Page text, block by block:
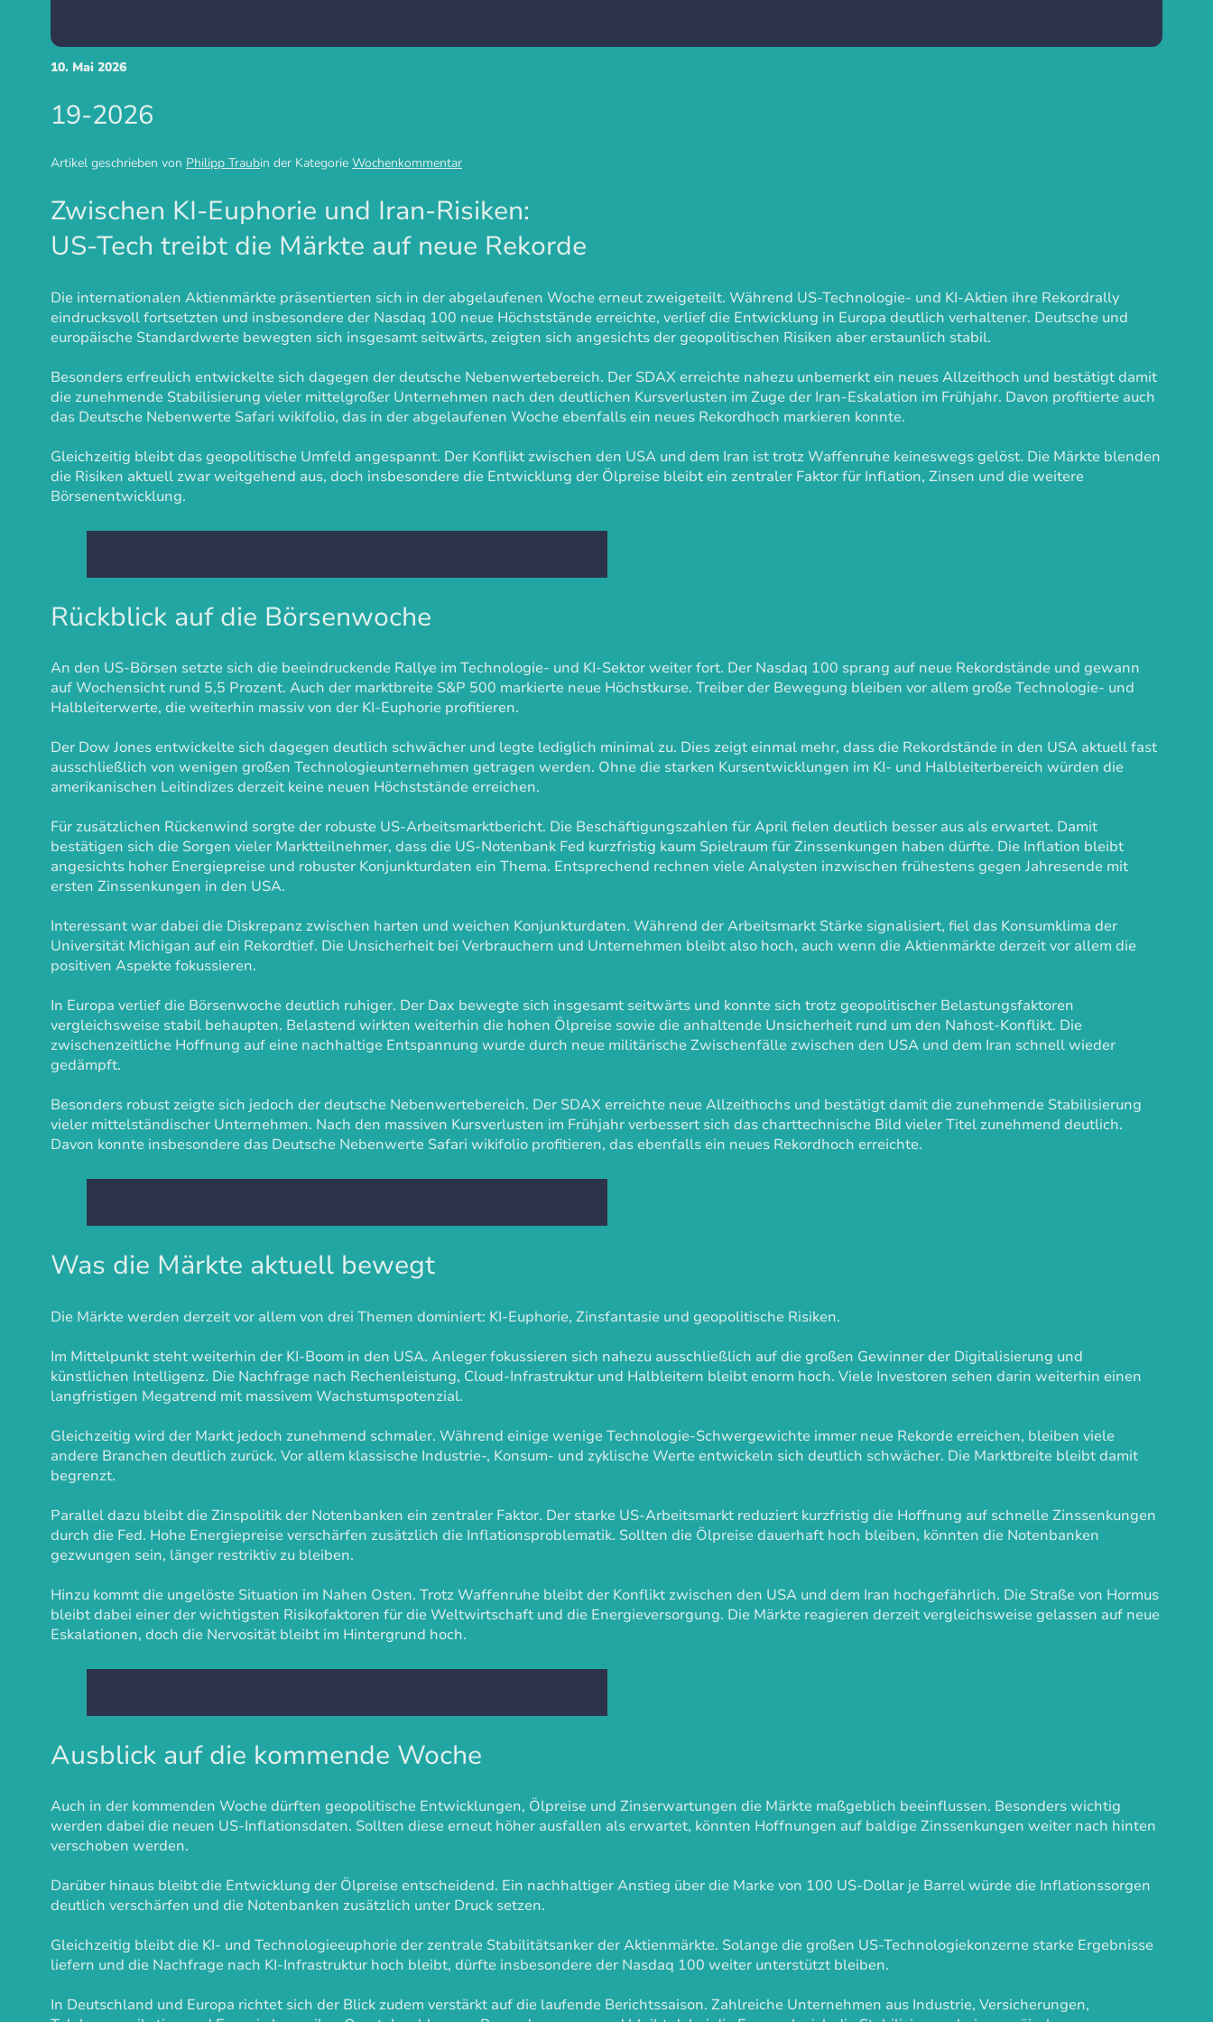
10. Mai 2026
19-2026
Artikel geschrieben von Philipp Traubin der Kategorie Wochenkommentar
Zwischen KI-Euphorie und Iran-Risiken:
US-Tech treibt die Märkte auf neue Rekorde
Die internationalen Aktienmärkte präsentierten sich in der abgelaufenen Woche erneut zweigeteilt. Während US-Technologie- und KI-Aktien ihre Rekordrally
eindrucksvoll fortsetzten und insbesondere der Nasdaq 100 neue Höchststände erreichte, verlief die Entwicklung in Europa deutlich verhaltener. Deutsche und
europäische Standardwerte bewegten sich insgesamt seitwärts, zeigten sich angesichts der geopolitischen Risiken aber erstaunlich stabil.
Besonders erfreulich entwickelte sich dagegen der deutsche Nebenwertebereich. Der SDAX erreichte nahezu unbemerkt ein neues Allzeithoch und bestätigt damit
die zunehmende Stabilisierung vieler mittelgroßer Unternehmen nach den deutlichen Kursverlusten im Zuge der Iran-Eskalation im Frühjahr. Davon profitierte auch
das Deutsche Nebenwerte Safari wikifolio, das in der abgelaufenen Woche ebenfalls ein neues Rekordhoch markieren konnte.
Gleichzeitig bleibt das geopolitische Umfeld angespannt. Der Konflikt zwischen den USA und dem Iran ist trotz Waffenruhe keineswegs gelöst. Die Märkte blenden
die Risiken aktuell zwar weitgehend aus, doch insbesondere die Entwicklung der Ölpreise bleibt ein zentraler Faktor für Inflation, Zinsen und die weitere
Börsenentwicklung.
Rückblick auf die Börsenwoche
An den US-Börsen setzte sich die beeindruckende Rallye im Technologie- und KI-Sektor weiter fort. Der Nasdaq 100 sprang auf neue Rekordstände und gewann
auf Wochensicht rund 5,5 Prozent. Auch der marktbreite S&P 500 markierte neue Höchstkurse. Treiber der Bewegung bleiben vor allem große Technologie- und
Halbleiterwerte, die weiterhin massiv von der KI-Euphorie profitieren.
Der Dow Jones entwickelte sich dagegen deutlich schwächer und legte lediglich minimal zu. Dies zeigt einmal mehr, dass die Rekordstände in den USA aktuell fast
ausschließlich von wenigen großen Technologieunternehmen getragen werden. Ohne die starken Kursentwicklungen im KI- und Halbleiterbereich würden die
amerikanischen Leitindizes derzeit keine neuen Höchststände erreichen.
Für zusätzlichen Rückenwind sorgte der robuste US-Arbeitsmarktbericht. Die Beschäftigungszahlen für April fielen deutlich besser aus als erwartet. Damit
bestätigen sich die Sorgen vieler Marktteilnehmer, dass die US-Notenbank Fed kurzfristig kaum Spielraum für Zinssenkungen haben dürfte. Die Inflation bleibt
angesichts hoher Energiepreise und robuster Konjunkturdaten ein Thema. Entsprechend rechnen viele Analysten inzwischen frühestens gegen Jahresende mit
ersten Zinssenkungen in den USA.
Interessant war dabei die Diskrepanz zwischen harten und weichen Konjunkturdaten. Während der Arbeitsmarkt Stärke signalisiert, fiel das Konsumklima der
Universität Michigan auf ein Rekordtief. Die Unsicherheit bei Verbrauchern und Unternehmen bleibt also hoch, auch wenn die Aktienmärkte derzeit vor allem die
positiven Aspekte fokussieren.
In Europa verlief die Börsenwoche deutlich ruhiger. Der Dax bewegte sich insgesamt seitwärts und konnte sich trotz geopolitischer Belastungsfaktoren
vergleichsweise stabil behaupten. Belastend wirkten weiterhin die hohen Ölpreise sowie die anhaltende Unsicherheit rund um den Nahost-Konflikt. Die
zwischenzeitliche Hoffnung auf eine nachhaltige Entspannung wurde durch neue militärische Zwischenfälle zwischen den USA und dem Iran schnell wieder
gedämpft.
Besonders robust zeigte sich jedoch der deutsche Nebenwertebereich. Der SDAX erreichte neue Allzeithochs und bestätigt damit die zunehmende Stabilisierung
vieler mittelständischer Unternehmen. Nach den massiven Kursverlusten im Frühjahr verbessert sich das charttechnische Bild vieler Titel zunehmend deutlich.
Davon konnte insbesondere das Deutsche Nebenwerte Safari wikifolio profitieren, das ebenfalls ein neues Rekordhoch erreichte.
Was die Märkte aktuell bewegt
Die Märkte werden derzeit vor allem von drei Themen dominiert: KI-Euphorie, Zinsfantasie und geopolitische Risiken.
Im Mittelpunkt steht weiterhin der KI-Boom in den USA. Anleger fokussieren sich nahezu ausschließlich auf die großen Gewinner der Digitalisierung und
künstlichen Intelligenz. Die Nachfrage nach Rechenleistung, Cloud-Infrastruktur und Halbleitern bleibt enorm hoch. Viele Investoren sehen darin weiterhin einen
langfristigen Megatrend mit massivem Wachstumspotenzial.
Gleichzeitig wird der Markt jedoch zunehmend schmaler. Während einige wenige Technologie-Schwergewichte immer neue Rekorde erreichen, bleiben viele
andere Branchen deutlich zurück. Vor allem klassische Industrie-, Konsum- und zyklische Werte entwickeln sich deutlich schwächer. Die Marktbreite bleibt damit
begrenzt.
Parallel dazu bleibt die Zinspolitik der Notenbanken ein zentraler Faktor. Der starke US-Arbeitsmarkt reduziert kurzfristig die Hoffnung auf schnelle Zinssenkungen
durch die Fed. Hohe Energiepreise verschärfen zusätzlich die Inflationsproblematik. Sollten die Ölpreise dauerhaft hoch bleiben, könnten die Notenbanken
gezwungen sein, länger restriktiv zu bleiben.
Hinzu kommt die ungelöste Situation im Nahen Osten. Trotz Waffenruhe bleibt der Konflikt zwischen den USA und dem Iran hochgefährlich. Die Straße von Hormus
bleibt dabei einer der wichtigsten Risikofaktoren für die Weltwirtschaft und die Energieversorgung. Die Märkte reagieren derzeit vergleichsweise gelassen auf neue
Eskalationen, doch die Nervosität bleibt im Hintergrund hoch.
Ausblick auf die kommende Woche
Auch in der kommenden Woche dürften geopolitische Entwicklungen, Ölpreise und Zinserwartungen die Märkte maßgeblich beeinflussen. Besonders wichtig
werden dabei die neuen US-Inflationsdaten. Sollten diese erneut höher ausfallen als erwartet, könnten Hoffnungen auf baldige Zinssenkungen weiter nach hinten
verschoben werden.
Darüber hinaus bleibt die Entwicklung der Ölpreise entscheidend. Ein nachhaltiger Anstieg über die Marke von 100 US-Dollar je Barrel würde die Inflationssorgen
deutlich verschärfen und die Notenbanken zusätzlich unter Druck setzen.
Gleichzeitig bleibt die KI- und Technologieeuphorie der zentrale Stabilitätsanker der Aktienmärkte. Solange die großen US-Technologiekonzerne starke Ergebnisse
liefern und die Nachfrage nach KI-Infrastruktur hoch bleibt, dürfte insbesondere der Nasdaq 100 weiter unterstützt bleiben.
In Deutschland und Europa richtet sich der Blick zudem verstärkt auf die laufende Berichtssaison. Zahlreiche Unternehmen aus Industrie, Versicherungen,